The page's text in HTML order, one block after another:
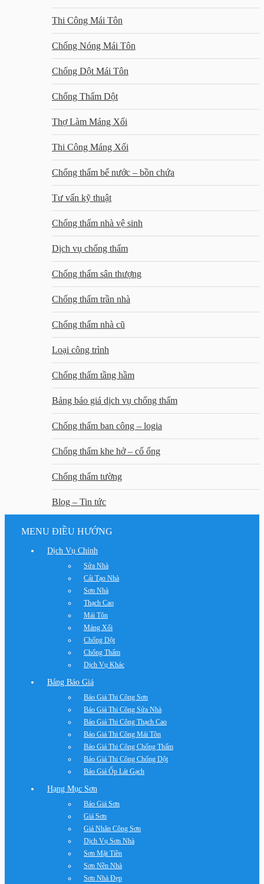
Thi Công Mái Tôn
Chống Nóng Mái Tôn
Chống Dột Mái Tôn
Chống Thấm Dột
Thợ Làm Máng Xối
Thi Công Máng Xối
Chống thấm bể nước – bồn chứa
Tư vấn kỹ thuật
Chống thấm nhà vệ sinh
Dịch vụ chống thấm
Chống thấm sân thượng
Chống thấm trần nhà
Chống thấm nhà cũ
Loại công trình
Chống thấm tầng hầm
Bảng báo giá dịch vụ chống thấm
Chống thấm ban công – logia
Chống thấm khe hở – cổ ống
Chống thấm tường
Blog – Tin tức
MENU ĐIỀU HƯỚNG
Dịch Vụ Chính
Sửa Nhà
Cải Tạo Nhà
Sơn Nhà
Thạch Cao
Mái Tôn
Máng Xối
Chống Dột
Chống Thấm
Dịch Vụ Khác
Bảng Báo Giá
Báo Giá Thi Công Sơn
Báo Giá Thi Công Sửa Nhà
Báo Giá Thi Công Thạch Cao
Báo Giá Thi Công Mái Tôn
Báo Giá Thi Công Chống Thấm
Báo Giá Thi Công Chống Dột
Báo Giá Ốp Lát Gạch
Hạng Mục Sơn
Báo Giá Sơn
Giá Sơn
Giá Nhân Công Sơn
Dịch Vụ Sơn Nhà
Sơn Mặt Tiền
Sơn Nền Nhà
Sơn Nhà Đẹp